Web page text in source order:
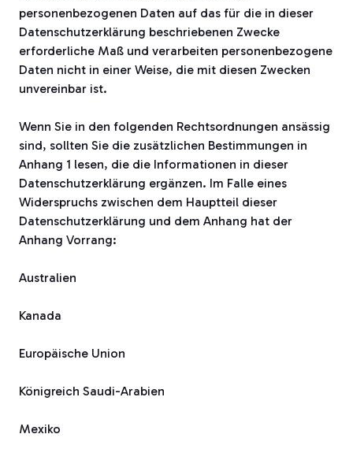
personenbezogenen Daten auf das für die in dieser
Datenschutzerklärung beschriebenen Zwecke
erforderliche Maß und verarbeiten personenbezogene
Daten nicht in einer Weise, die mit diesen Zwecken
unvereinbar ist.
Wenn Sie in den folgenden Rechtsordnungen ansässig
sind, sollten Sie die zusätzlichen Bestimmungen in
Anhang 1 lesen, die die Informationen in dieser
Datenschutzerklärung ergänzen. Im Falle eines
Widerspruchs zwischen dem Hauptteil dieser
Datenschutzerklärung und dem Anhang hat der
Anhang Vorrang:
Australien
Kanada
Europäische Union
Königreich Saudi-Arabien
Mexiko